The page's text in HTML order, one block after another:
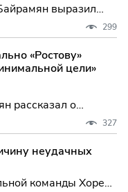
выразил
в первом круге
матча с
игру в последних
в
299
«Ростову»
цели»
рассказал о
сезона в РПЛ.
хотелось бы
выше. Для
Помните, что
327
неудачных
команды Хорен